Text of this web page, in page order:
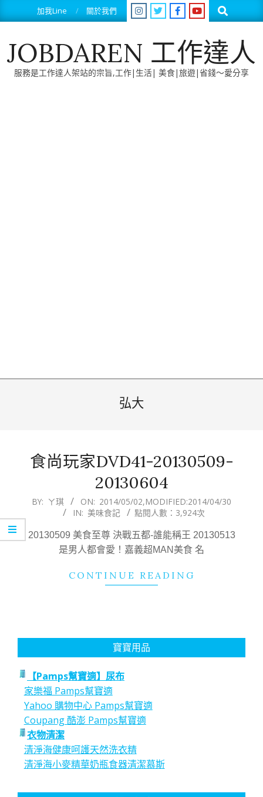
to
加我Line 關於我們 Search
JOBDAREN 工作達人
服務是工作達人架站的宗旨,工作|生活| 美食|旅遊|省錢～愛分享
弘大
食尚玩家DVD41-20130509-
20130604
2014-
02
BY: ㄚ琪 ON: 2014/05/02,MODIFIED:2014/04/30
IN: 美味食記 點閱人數：3,924次
20130509 美食至尊 決戰五都-誰能稱王 20130513
是男人都會愛！嘉義超MAN美食 名
CONTINUE READING
寶寶用品
【Pamps幫寶適】尿布
家樂福 Pamps幫寶適
Yahoo 購物中心 Pamps幫寶適
Coupang 酷澎 Pamps幫寶適
衣物清潔
清淨海健康呵護天然洗衣精
清淨海小麥精華奶瓶食器清潔慕斯